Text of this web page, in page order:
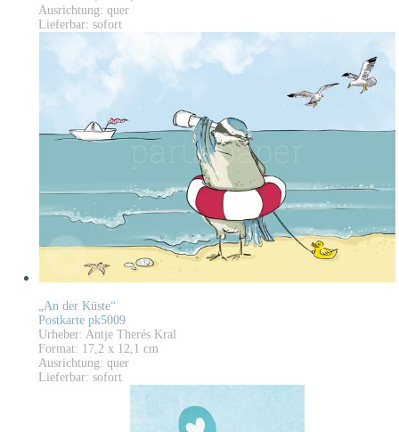
Ausrichtung: quer
Lieferbar: sofort
„An der Küste“
Postkarte pk5009
Urheber: Antje Therés Kral
Format: 17,2 x 12,1 cm
Ausrichtung: quer
Lieferbar: sofort